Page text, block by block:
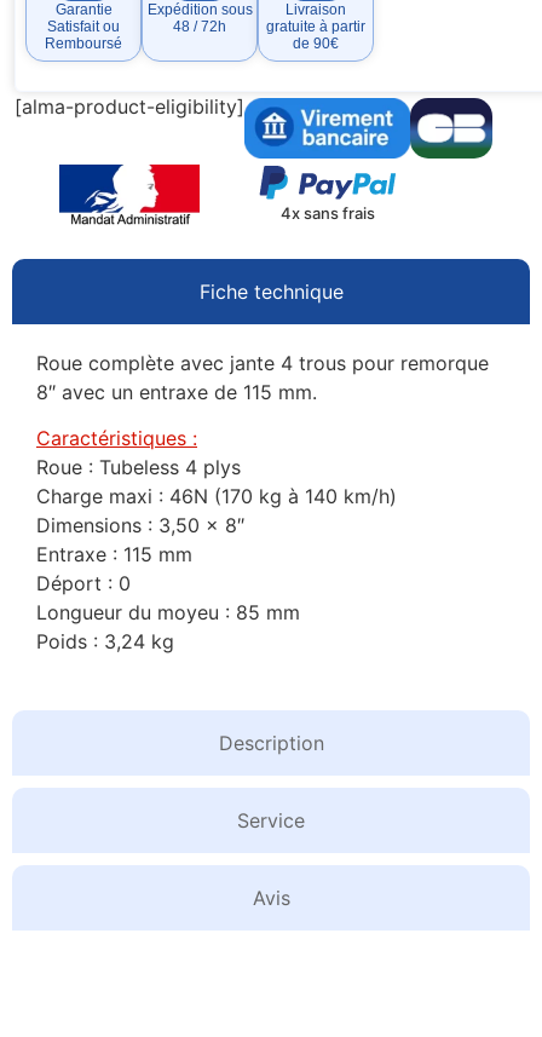
Garantie
Satisfait ou
Remboursé
Expédition sous
48 / 72h
Livraison
gratuite à partir
de 90€
[alma-product-eligibility]
4x sans frais
Fiche technique
Description
Service
Avis
Roue complète avec jante 4 trous pour remorque
8″ avec un entraxe de 115 mm.
Caractéristiques :
Roue : Tubeless 4 plys
Charge maxi : 46N (170 kg à 140 km/h)
Dimensions : 3,50 x 8″
Entraxe : 115 mm
Déport : 0
Longueur du moyeu : 85 mm
Poids : 3,24 kg